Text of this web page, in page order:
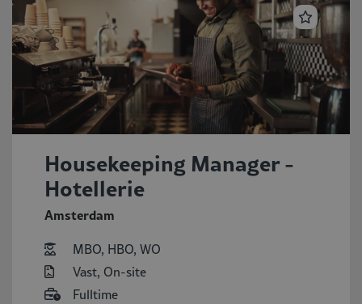
Housekeeping Manager -
Hotellerie
Amsterdam
MBO, HBO, WO
Vast, On-site
Fulltime